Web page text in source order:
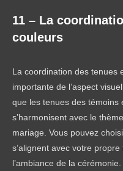
11 – La
couleurs
La coordination des tenues
importante de l’aspect
que les tenues des témoins
s’harmonisent avec le
mariage. Vous pouvez
s’alignent avec votre
l’ambiance de la